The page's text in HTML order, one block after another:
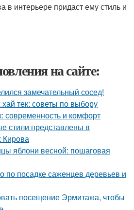
в интерьере придаст ему стиль и
на сайте:
замечательный сосед!
тек: советы по выбору
современность и комфорт
стили представлены в
Кирова
яблони весной: пошаговая
по посадке саженцев деревьев и
посещение Эрмитажа, чтобы